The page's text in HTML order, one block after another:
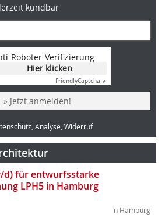
kündbar
Roboter-Verifizierung
Hier klicken
FriendlyCaptcha ⇗
» Jetzt anmelden!
Analyse, Widerruf
d) für entwurfsstarke
LPH5 in Hamburg
in Hamburg